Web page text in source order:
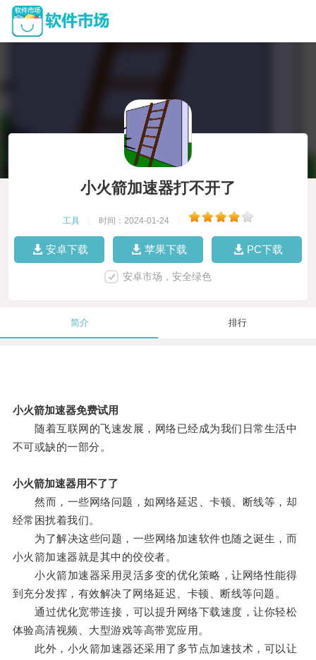
小火箭加速器打不开了
工具 时间：2024-01-24
安卓下载 苹果下载 PC下载
安卓市场，安全绿色
简介 排行
小火箭加速器免费试用
随着互联网的飞速发展，网络已经成为我们日常生活中
不可或缺的一部分。
小火箭加速器用不了了
然而，一些网络问题，如网络延迟、卡顿、断线等，却
经常困扰着我们。
为了解决这些问题，一些网络加速软件也随之诞生，而
小火箭加速器就是其中的佼佼者。
小火箭加速器采用灵活多变的优化策略，让网络性能得
到充分发挥，有效解决了网络延迟、卡顿、断线等问题。
通过优化宽带连接，可以提升网络下载速度，让你轻松
体验高清视频、大型游戏等高带宽应用。
此外，小火箭加速器还采用了多节点加速技术，可以让